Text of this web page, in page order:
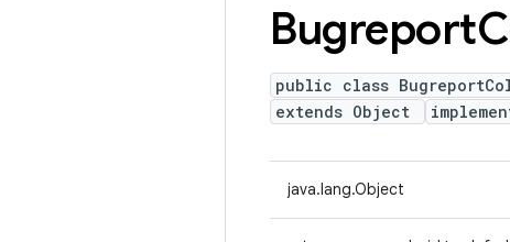
Bugreport
public class
extends Object
java.lang.Object